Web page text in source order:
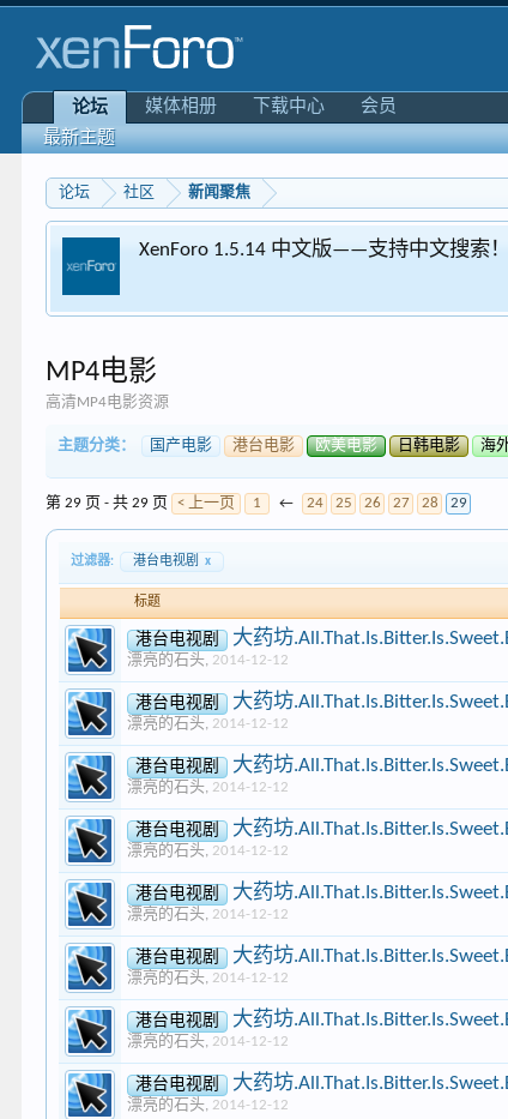
论坛 社区 新闻聚焦
XenForo 1.5.14 中文版——支持中文搜索
MP4电影
高清MP4电影资源
主题分类： 国产电影 港台电影 欧美电影 日韩电影 海
第 29 页 - 共 29 页 < 上一页 1 ← 24 25 26 27 28 29
过滤器: 港台电视剧 x
标题
港台电视剧 大药坊
漂亮的石头, 2014-12-12
港台电视剧 大药坊
漂亮的石头, 2014-12-12
港台电视剧 大药坊
漂亮的石头, 2014-12-12
港台电视剧 大药坊
漂亮的石头, 2014-12-12
港台电视剧 大药坊
漂亮的石头, 2014-12-12
港台电视剧 大药坊
漂亮的石头, 2014-12-12
港台电视剧 大药坊
漂亮的石头, 2014-12-12
港台电视剧 大药坊
漂亮的石头, 2014-12-12
论坛
最新主题
媒体相册 下载中心 会员